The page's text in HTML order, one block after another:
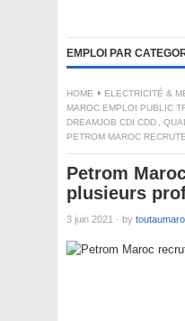
EMPLOI PAR
HOME ELECTRICITÉ &
MAROC EMPLOI PUBLIC
DREAMJOB CDI CDD ,
PETROM MAROC
Petrom
plusieurs
3 juin 2021 · by